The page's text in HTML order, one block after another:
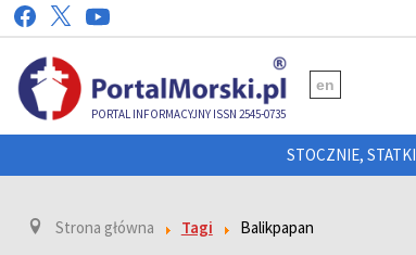
PORTAL INFORMACYJNY ISSN 2545-0735
en
STOCZNIE, STATKI
Strona główna Tagi Balikpapan